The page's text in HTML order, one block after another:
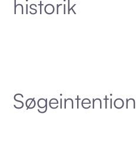
historik
Søgeintention